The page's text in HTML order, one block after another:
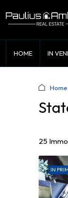
HOME IN
Home
25
IN